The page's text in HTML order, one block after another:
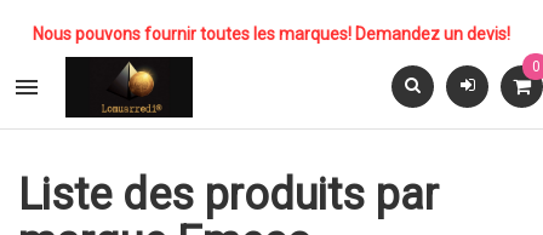
Nous pouvons fournir toutes les marques! Demandez un devis!

0
Liste des produits par